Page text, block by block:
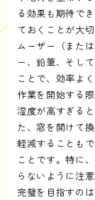
る効果も期待で
ておくことが大
ムーザー（また
ー、鉛筆、そし
ことで、効率よ
作業を開始する
湿度が高すぎる
た、窓を開けて
軽減することも
ことです。特に
らないように注
完璧を目指すの